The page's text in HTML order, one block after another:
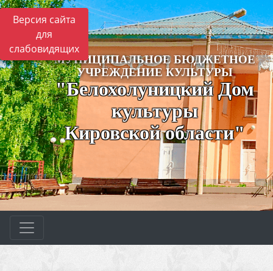
Версия сайта
для
слабовидящих
МУНИЦИПАЛЬНОЕ БЮДЖЕТНОЕ
УЧРЕЖДЕНИЕ КУЛЬТУРЫ
"Белохолуницкий Дом
культуры
Кировской области"